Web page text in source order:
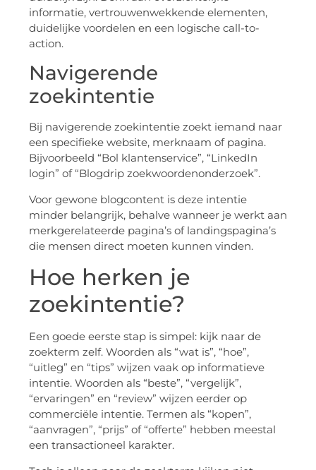
informatie, vertrouwenwekkende elementen,
duidelijke voordelen en een logische call-to-
action.
Navigerende
zoekintentie
Bij navigerende zoekintentie zoekt iemand naar
een specifieke website, merknaam of pagina.
Bijvoorbeeld “Bol klantenservice”, “LinkedIn
login” of “Blogdrip zoekwoordenonderzoek”.
Voor gewone blogcontent is deze intentie
minder belangrijk, behalve wanneer je werkt aan
merkgerelateerde pagina’s of landingspagina’s
die mensen direct moeten kunnen vinden.
Hoe herken je
zoekintentie?
Een goede eerste stap is simpel: kijk naar de
zoekterm zelf. Woorden als “wat is”, “hoe”,
“uitleg” en “tips” wijzen vaak op informatieve
intentie. Woorden als “beste”, “vergelijk”,
“ervaringen” en “review” wijzen eerder op
commerciële intentie. Termen als “kopen”,
“aanvragen”, “prijs” of “offerte” hebben meestal
een transactioneel karakter.